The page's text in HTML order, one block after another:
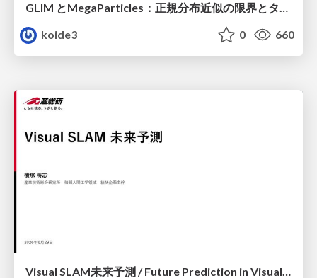
GLIM とMegaParticles：正規分布近似の限界とタイトカップリング＆パーティクルフィルタの進展 / GLIM and MegaParticles : Progress of the distribution representation in SLAM
koide3
0 660